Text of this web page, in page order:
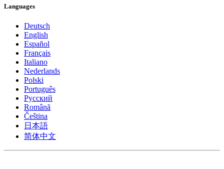
Languages
Deutsch
English
Español
Français
Italiano
Nederlands
Polski
Português
Pусский
Română
Čeština
日本語
简体中文